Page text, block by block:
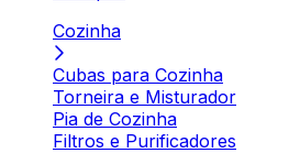
Cozinha
Cubas para Cozinha
Torneira e Misturador
Pia de Cozinha
Filtros e Purificadores